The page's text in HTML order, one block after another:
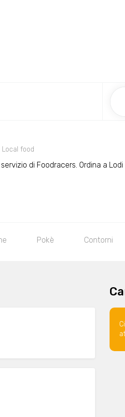
Local food
di Foodracers. Ordina a Lodi
Pokè Contorni